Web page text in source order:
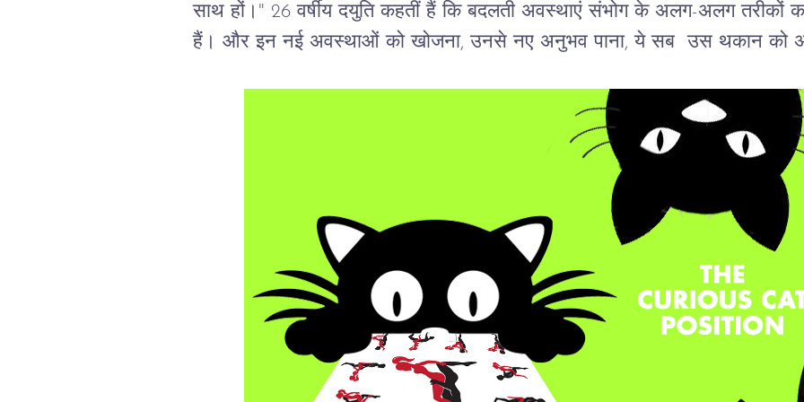
साथ हों। " 26 वर्षीय दयुति कहतीं हैं कि बदलती अवस्थाएं संभोग के अलग-अलग तरीकों
हैं।
और इन नई अवस्थाओं को खोजना, उनसे नए अनुभव पाना, ये सब उस थकान को